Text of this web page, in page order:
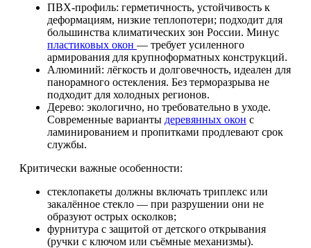
ПВХ-профиль: герметичность, устойчивость к
деформациям, низкие теплопотери; подходит для
большинства климатических зон России. Минус
пластиковых окон — требует усиленного
армирования для крупноформатных конструкций.
Алюминий: лёгкость и долговечность, идеален для
панорамного остекления. Без терморазрыва не
подходит для холодных регионов.
Дерево: экологично, но требовательно в уходе.
Современные варианты деревянных окон с
ламинированием и пропитками продлевают срок
службы.
Критически важные особенности:
стеклопакеты должны включать триплекс или
закалённое стекло — при разрушении они не
образуют острых осколков;
фурнитура с защитой от детского открывания
(ручки с ключом или съёмные механизмы).